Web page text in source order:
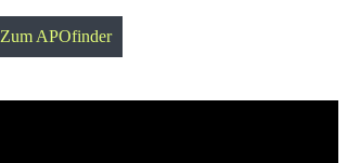
Zum APOfinder